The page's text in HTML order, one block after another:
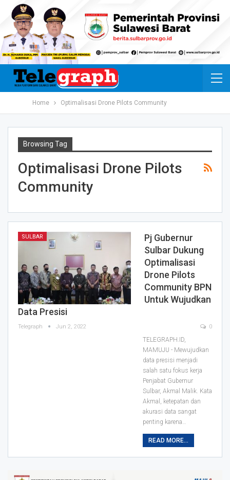
Home Optimalisasi Drone Pilots Community
Browsing Tag
Optimalisasi Drone Pilots
Community
SULBAR
Pj Gubernur
Sulbar Dukung
Optimalisasi
Drone Pilots
Community BPN
Untuk Wujudkan
Data Presisi
Telegraph Jun 2, 2022 0
TELEGRAPH.ID,
MAMUJU - Mewujudkan
data presisi menjadi
salah satu fokus kerja
Penjabat Gubernur
Sulbar, Akmal Malik. Kata
Akmal, ketepatan dan
akurasi data sangat
penting karena…
READ MORE...